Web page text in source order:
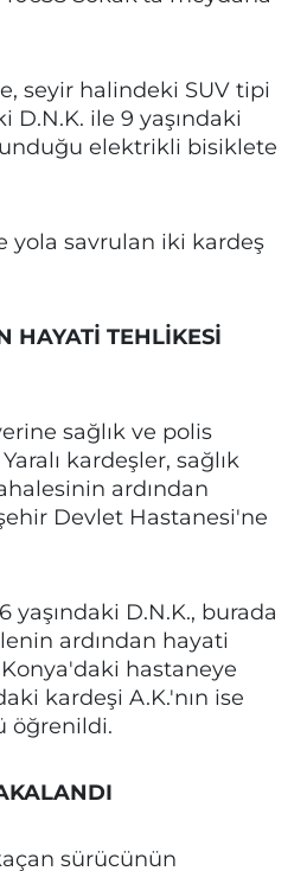
seyir halindeki SUV tipi
D.N.K. ile 9 yaşındaki
elektrikli bisiklete
yola savrulan iki kardeş
HAYATİ TEHLİKESİ
sağlık ve polis
kardeşler, sağlık
ardından
Devlet Hastanesi'ne
yaşındaki D.N.K., burada
ardından hayati
hastaneye
kardeşi A.K.'nın ise
öğrenildi.
sürücünün